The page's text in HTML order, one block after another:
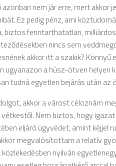
nem jár erre, mert akkor
Ez pedig pénz, ami
fenntarthatatlan,
nincs sem
akkor itt a szakik? Könnyű
ugyanazon a húsz-ötven helyen
tudná egyetlen bejárás után az
akkor a várost céloznám
Nem biztos, hogy
eljáró ügyvédet, amint kéjjel
megvalósítottam a relatív
nyilván